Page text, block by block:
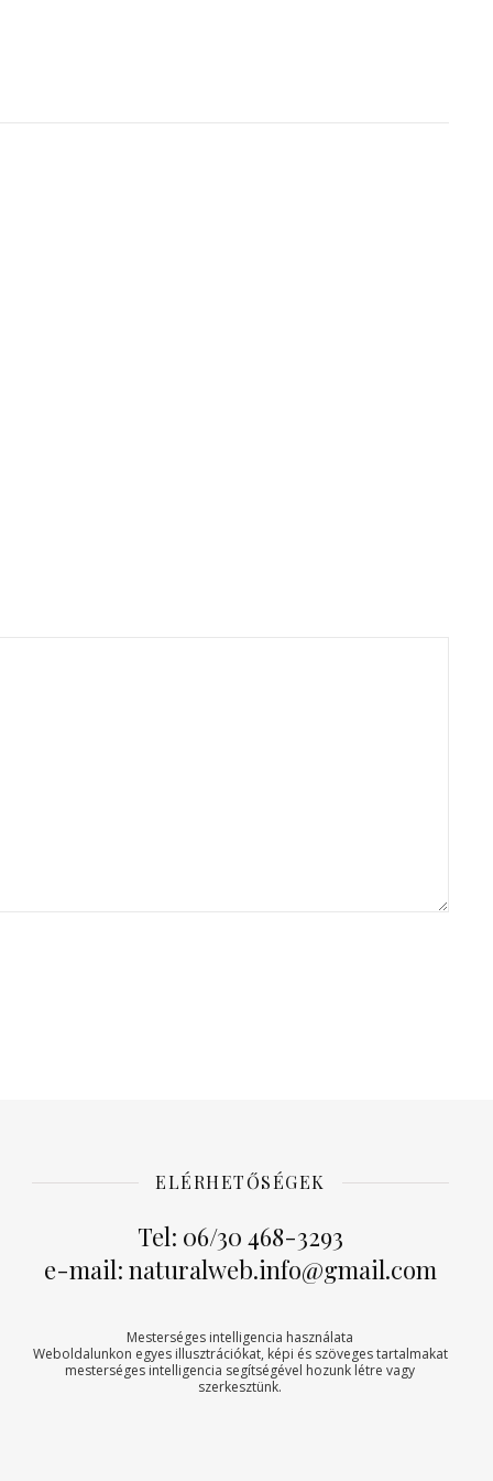
ELÉRHETŐSÉGEK
Tel: 06/30 468-3293
e-mail: naturalweb.info@gmail.com
Mesterséges intelligencia használata
Weboldalunkon egyes illusztrációkat, képi és szöveges tartalmakat
mesterséges intelligencia segítségével hozunk létre vagy
szerkesztünk.